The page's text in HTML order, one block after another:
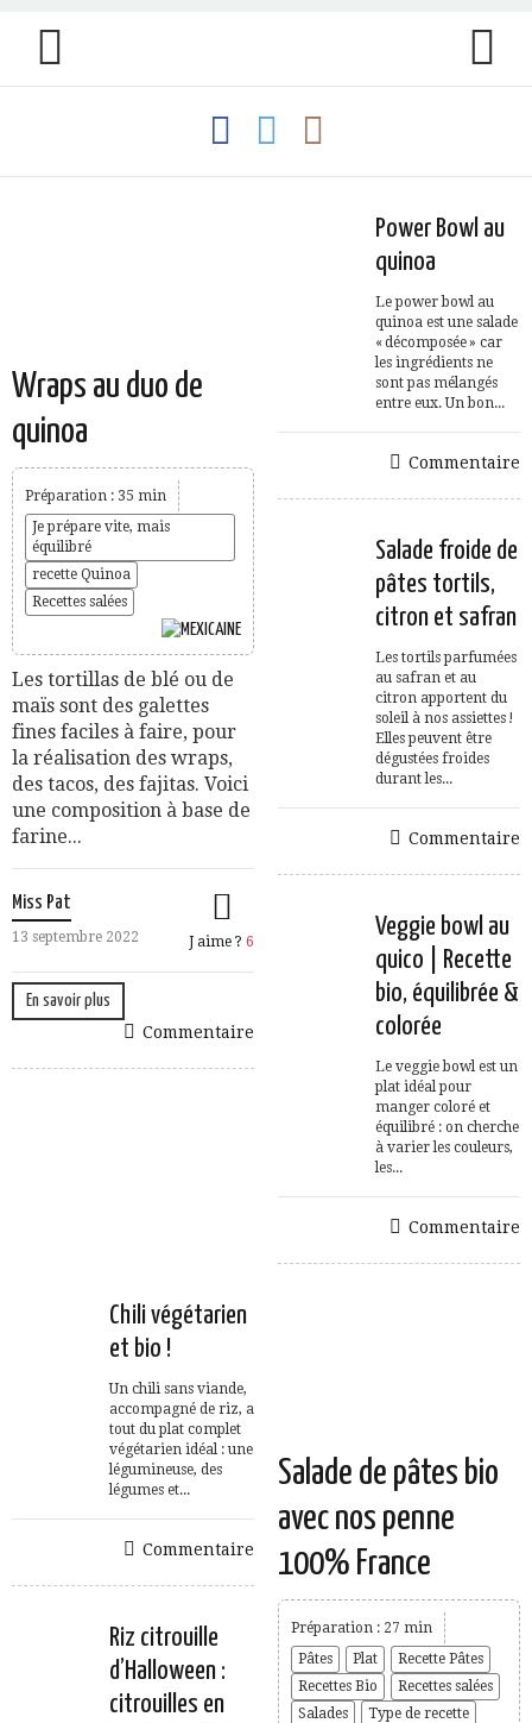
Wraps au duo de
quinoa
Préparation : 35 min
Je prépare vite, mais
équilibré
recette Quinoa
Recettes salées
Les tortillas de blé ou de
maïs sont des galettes
fines faciles à faire, pour
la réalisation des wraps,
des tacos, des fajitas. Voici
une composition à base de
farine...
Miss Pat
13 septembre 2022 J aime ? 6
En savoir plus
Commentaire
Power Bowl au
quinoa
Le power bowl au
quinoa est une salade
« décomposée » car
les ingrédients ne
sont pas mélangés
entre eux. Un bon...
Commentaire
Salade froide de
pâtes tortils,
citron et safran
Les tortils parfumées
au safran et au
citron apportent du
soleil à nos assiettes !
Elles peuvent être
dégustées froides
durant les...
Commentaire
Veggie bowl au
quico | Recette
bio, équilibrée &
colorée
Le veggie bowl est un
plat idéal pour
manger coloré et
équilibré : on cherche
à varier les couleurs,
les...
Commentaire
Chili végétarien
et bio !
Un chili sans viande,
accompagné de riz, a
tout du plat complet
végétarien idéal : une
légumineuse, des
légumes et...
Commentaire
Riz citrouille
d’Halloween :
citrouilles en
Salade de pâtes bio
avec nos penne
100% France
Préparation : 27 min
Pâtes
Plat
Recette Pâtes
Recettes Bio
Recettes salées
Salades
Type de recette